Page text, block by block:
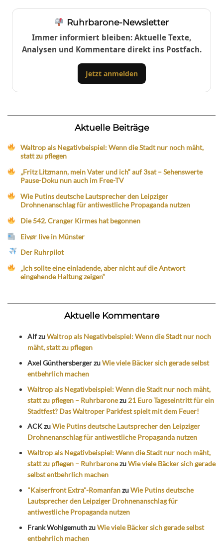
Ruhrbarone-Newsletter
Immer informiert bleiben: Aktuelle Texte,
Analysen und Kommentare direkt ins Postfach.
Jetzt anmelden
Aktuelle Beiträge
Waltrop als Negativbeispiel: Wenn die Stadt nur noch mäht,
statt zu pflegen
„Fritz Litzmann, mein Vater und ich“ auf 3sat – Sehenswerte
Pause-Doku nun auch im Free-TV
Wie Putins deutsche Lautsprecher den Leipziger
Drohnenanschlag für antiwestliche Propaganda nutzen
Die 542. Cranger Kirmes hat begonnen
Eivør live in Münster
Der Ruhrpilot
„Ich sollte eine einladende, aber nicht auf die Antwort
eingehende Haltung zeigen“
Aktuelle Kommentare
AlfzuWaltrop als Negativbeispiel: Wenn die Stadt nur noch
mäht, statt zu pflegen
Axel GünthersbergerzuWie viele Bäcker sich gerade selbst
entbehrlich machen
Waltrop als Negativbeispiel: Wenn die Stadt nur noch mäht,
statt zu pflegen – Ruhrbaronezu 21 Euro Tageseintritt für ein
Stadtfest? Das Waltroper Parkfest spielt mit dem Feuer!
ACKzuWie Putins deutsche Lautsprecher den Leipziger
Drohnenanschlag für antiwestliche Propaganda nutzen
Waltrop als Negativbeispiel: Wenn die Stadt nur noch mäht,
statt zu pflegen – RuhrbaronezuWie viele Bäcker sich gerade
selbst entbehrlich machen
"Kaiserfront Extra"-RomanfanzuWie Putins deutsche
Lautsprecher den Leipziger Drohnenanschlag für
antiwestliche Propaganda nutzen
Frank WohlgemuthzuWie viele Bäcker sich gerade selbst
entbehrlich machen